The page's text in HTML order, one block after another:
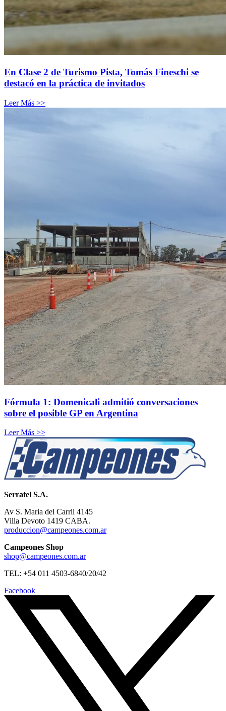
En Clase 2 de Turismo Pista, Tomás Fineschi se
destacó en la práctica de invitados
Leer Más >>
Fórmula 1: Domenicali admitió conversaciones
sobre el posible GP en Argentina
Leer Más >>
Serratel S.A.
Av S. Maria del Carril 4145
Villa Devoto 1419 CABA.
produccion@campeones.com.ar
Campeones Shop
shop@campeones.com.ar
TEL: +54 011 4503-6840/20/42
Facebook